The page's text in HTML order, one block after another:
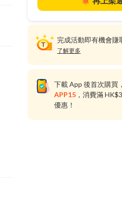
完成活動即有機會賺
了解更多
下載 App 後首次購買
APP15 ，消費滿
優惠！